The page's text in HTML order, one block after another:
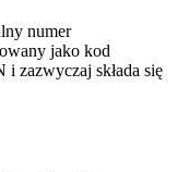
numer
jako kod
zazwyczaj składa się